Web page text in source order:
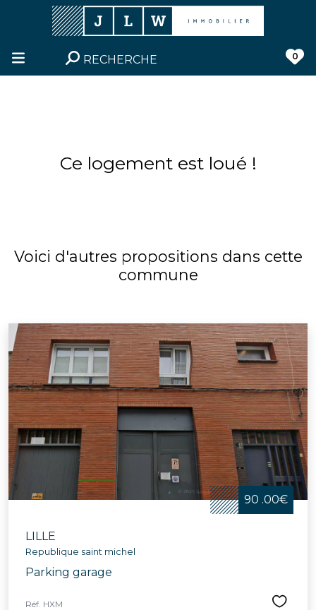
RECHERCHE 0
Ce logement est loué !
Voici d'autres propositions dans cette
commune
90 .00€
LILLE
Republique saint michel
Parking garage
Réf. HXM